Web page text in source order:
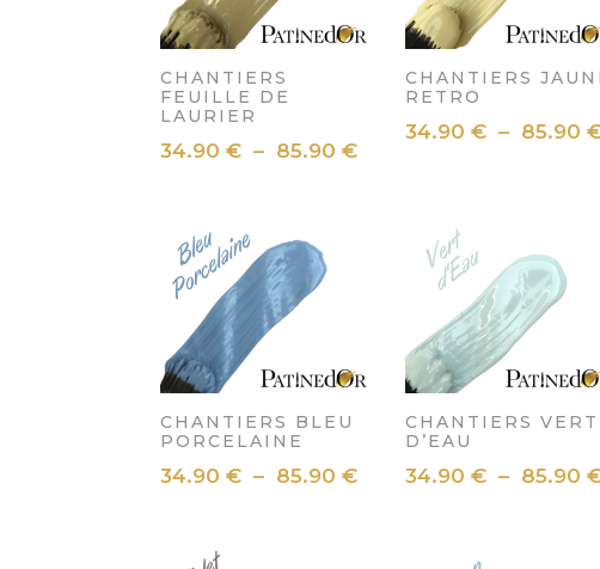
CHANTIERS
FEUILLE DE
LAURIER
34.90€ – 85.90€Plage
34.90 €
CHANTIERS
RETRO
34.90€ – 85.90
CHANTIERS BLEU
PORCELAINE
34.90€ – 85.90€Plage
CHANTIERS VERT
D’EAU
34.90€ – 85.90